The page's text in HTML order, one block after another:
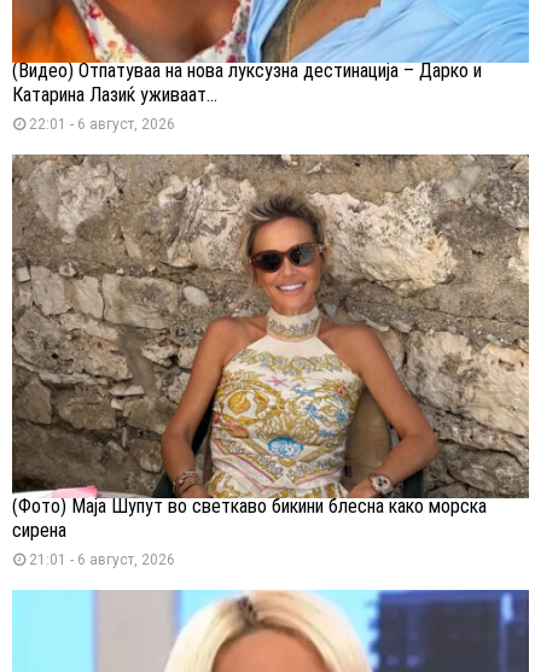
(Видео) Отпатуваа на нова луксузна дестинација – Дарко и
Катарина Лазиќ уживаат...
22:01 - 6 август, 2026
(Фото) Маја Шупут во светкаво бикини блесна како морска
сирена
21:01 - 6 август, 2026